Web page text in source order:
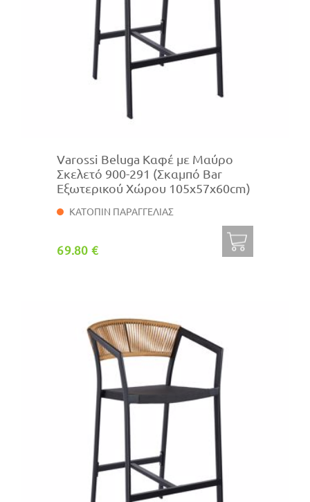
Varossi Beluga Καφέ με Μαύρο
Σκελετό 900-291 (Σκαμπό Bar
Εξωτερικού Χώρου 105x57x60cm)
ΚΑΤΟΠΙΝ ΠΑΡΑΓΓΕΛΙΑΣ
69.80 €